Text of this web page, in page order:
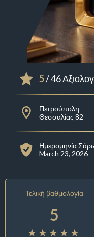
5/ 46
Πετρούπολη
Θεσσαλίας 82
Ημερομηνία
March 23, 2026
Τελική βαθμολογία
5